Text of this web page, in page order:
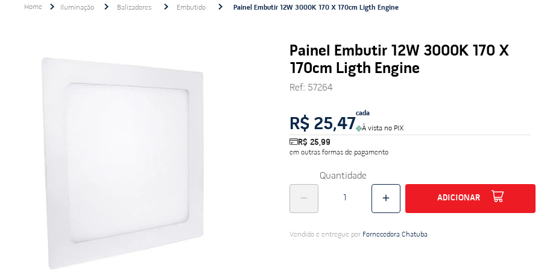
Iluminação Balizadores Embutido Painel Embutir 12W 3000K 170 X 170cm Ligth Engine
Painel Embutir 12W 3000K 170 X
170cm Ligth Engine
Ref: 57264
R$ 25,47
cada
À vista no PIX
R$ 25,99
em outras formas de pagamento
Quantidade
ADICIONAR
Vendido e entregue por Fornecedora Chatuba